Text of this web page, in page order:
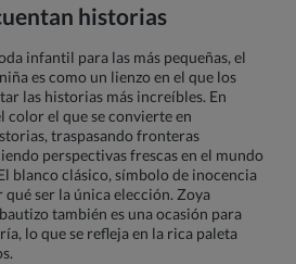
historias
infantil para las más pequeñas, el
es como un lienzo en el que los
las historias más increíbles. En
color el que se convierte en
traspasando fronteras
perspectivas frescas en el mundo
blanco clásico, símbolo de inocencia
qué ser la única elección. Zoya
también es una ocasión para
lo que se refleja en la rica paleta